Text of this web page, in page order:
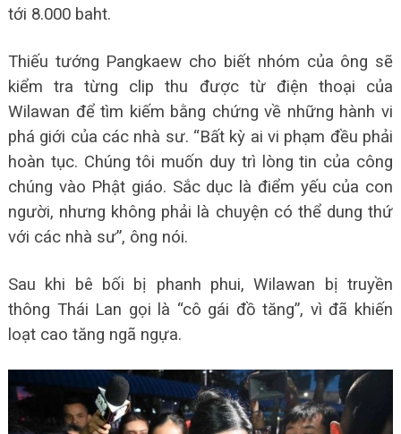
tới 8.000 baht.
Thiếu tướng Pangkaew cho biết nhóm của ông sẽ
kiểm tra từng clip thu được từ điện thoại của
Wilawan để tìm kiếm bằng chứng về những hành vi
phá giới của các nhà sư. “Bất kỳ ai vi phạm đều phải
hoàn tục. Chúng tôi muốn duy trì lòng tin của công
chúng vào Phật giáo. Sắc dục là điểm yếu của con
người, nhưng không phải là chuyện có thể dung thứ
với các nhà sư”, ông nói.
Sau khi bê bối bị phanh phui, Wilawan bị truyền
thông Thái Lan gọi là “cô gái đồ tăng”, vì đã khiến
loạt cao tăng ngã ngựa.